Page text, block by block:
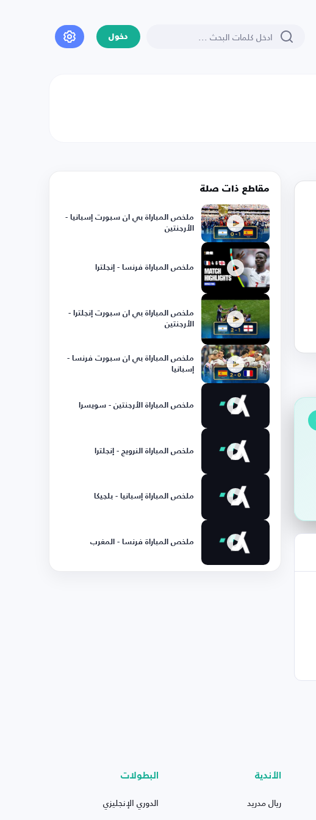
دخول
مقاطع ذات صلة
ملخص المباراة بي ان سبورت إسبانيا -
الأرجنتين
ملخص المباراة فرنسا - إنجلترا
ملخص المباراة بي ان سبورت إنجلترا -
الأرجنتين
ملخص المباراة بي ان سبورت فرنسا -
إسبانيا
ملخص المباراة الأرجنتين - سويسرا
ملخص المباراة النرويج - إنجلترا
ملخص المباراة إسبانيا - بلجيكا
ملخص المباراة فرنسا - المغرب
الأندية
ريال مدريد
البطولات
الدوري الإنجليزي